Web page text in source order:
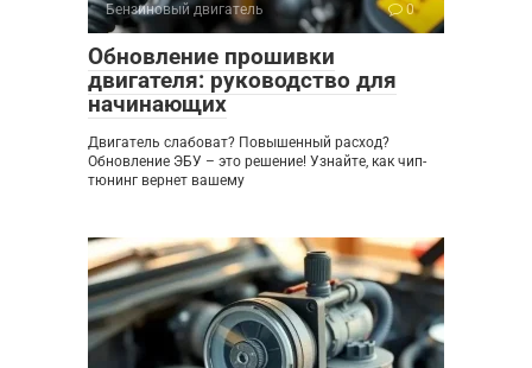
Бензиновый двигатель 0
Обновление прошивки
двигателя: руководство для
начинающих
Двигатель слабоват? Повышенный расход?
Обновление ЭБУ – это решение! Узнайте, как чип-
тюнинг вернет вашему